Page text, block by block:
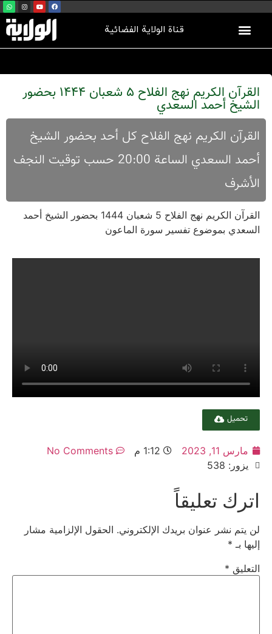
قناة الولاية الفضائية
القرآن الكريم نهج الفلاح 5 شعبان 1444 بحضور
الشيخ أحمد السعدي
القرآن الکریم نهج الفلاح کل أحد بحضور الشیخ
أحمد السعدي الساعة 20:00 حسب توقیت النجف
الأشرف
القرآن الكريم نهج الفلاح 5 شعبان 1444 بحضور الشيخ أحمد
السعدي بموضوع تفسير سورة الماعون
تحميل
مارس 11, 2023 1:12 م
No Comments
يزور: 538
اترك تعليقاً
لن يتم نشر عنوان بريدك الإلكتروني. الحقول الإلزامية مشار
إليها بـ *
التعليق *